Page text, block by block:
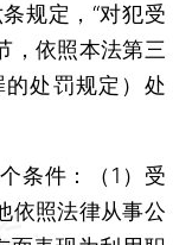
规定，“对犯受
，依照本法第三
处罚规定）处
条件：（1）受
依照法律从事公